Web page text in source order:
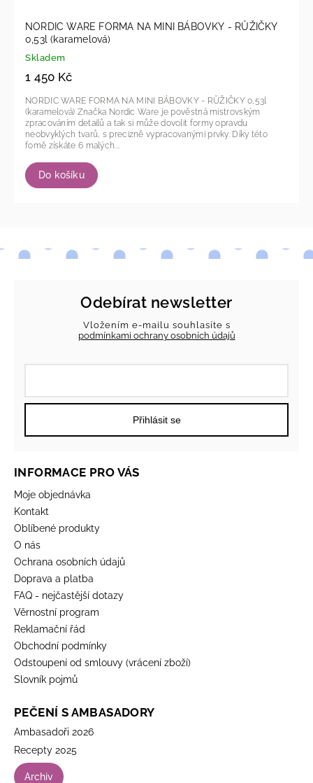
NORDIC WARE FORMA NA MINI BÁBOVKY - RŮŽIČKY
0,53l (karamelová)
Skladem
1 450 Kč
Do košíku
NORDIC WARE FORMA NA MINI BÁBOVKY - RŮŽIČKY 0,53l
(karamelová) Značka Nordic Ware je pověstná mistrovským
zpracováním detailů a tak si může dovolit formy opravdu
neobvyklých tvarů, s precizně vypracovanými prvky. Díky této
fomě získáte 6 malých...
Odebírat newsletter
Vložením e-mailu souhlasíte s
podmínkami ochrany osobních údajů
Přihlásit se
INFORMACE PRO VÁS
Moje objednávka
Kontakt
Oblíbené produkty
O nás
Ochrana osobních údajů
Doprava a platba
FAQ - nejčastější dotazy
Věrnostní program
Reklamační řád
Obchodní podmínky
Odstoupení od smlouvy (vrácení zboží)
Slovník pojmů
PEČENÍ S AMBASADORY
Ambasadoři 2026
Recepty 2025
Archiv